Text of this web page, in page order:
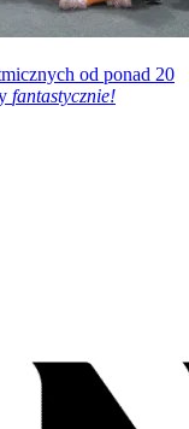
od ponad 20
fantastycznie!